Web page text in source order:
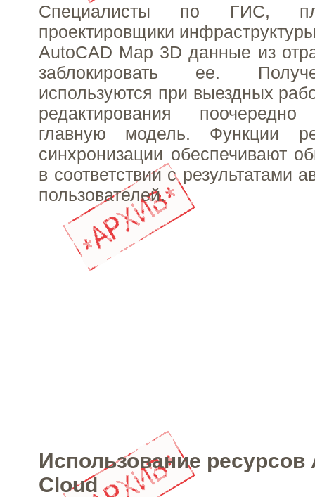
Специалисты по ГИС,
проектировщики
AutoCAD Map 3D данные из
заблокировать ее.
используются при выездных
редактирования
главную модель. Функции
синхронизации обеспечивают
в соответствии с результатами
пользователей.
Использование ресурсов
Cloud